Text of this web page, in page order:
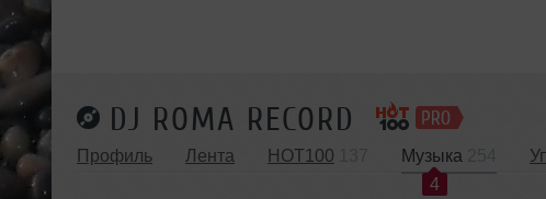
DJ ROMA RECORD
Профиль Лента HOT100
Музыка
4